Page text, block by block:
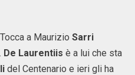
a Maurizio Sarri
. De Laurentiis è a lui che sta
del Centenario e ieri gli ha